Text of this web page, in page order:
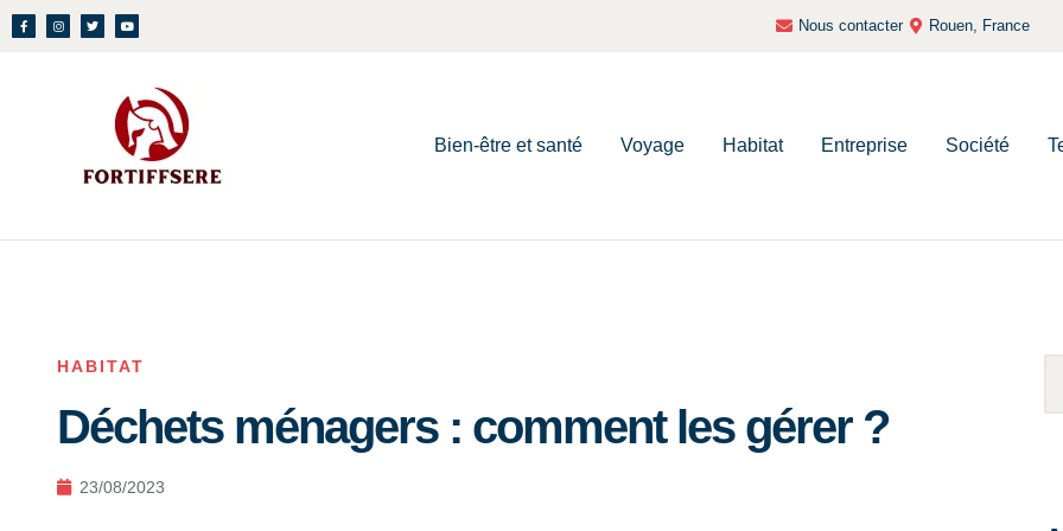
Nous contacter Rouen, France
Bien-être et santé Voyage Habitat Entreprise Société
HABITAT
Déchets ménagers : comment les gérer ?
23/08/2023